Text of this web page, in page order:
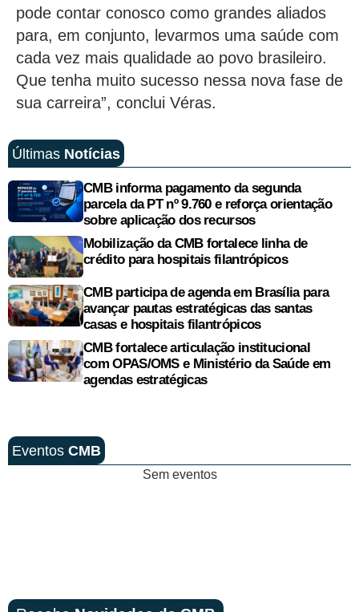
pode contar conosco como grandes aliados
para, em conjunto, levarmos uma saúde com
cada vez mais qualidade ao povo brasileiro.
Que tenha muito sucesso nessa nova fase de
sua carreira”, conclui Véras.
Últimas Notícias
CMB informa pagamento da segunda
parcela da PT nº 9.760 e reforça orientação
sobre aplicação dos recursos
Mobilização da CMB fortalece linha de
crédito para hospitais filantrópicos
CMB participa de agenda em Brasília para
avançar pautas estratégicas das santas
casas e hospitais filantrópicos
CMB fortalece articulação institucional
com OPAS/OMS e Ministério da Saúde em
agendas estratégicas
Eventos CMB
Sem eventos